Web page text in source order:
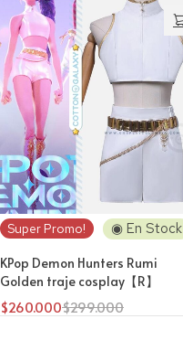
Super Promo! ◉ En Stock
KPop Demon Hunters Rumi
Golden traje cosplay【R】
$299.000
$260.000